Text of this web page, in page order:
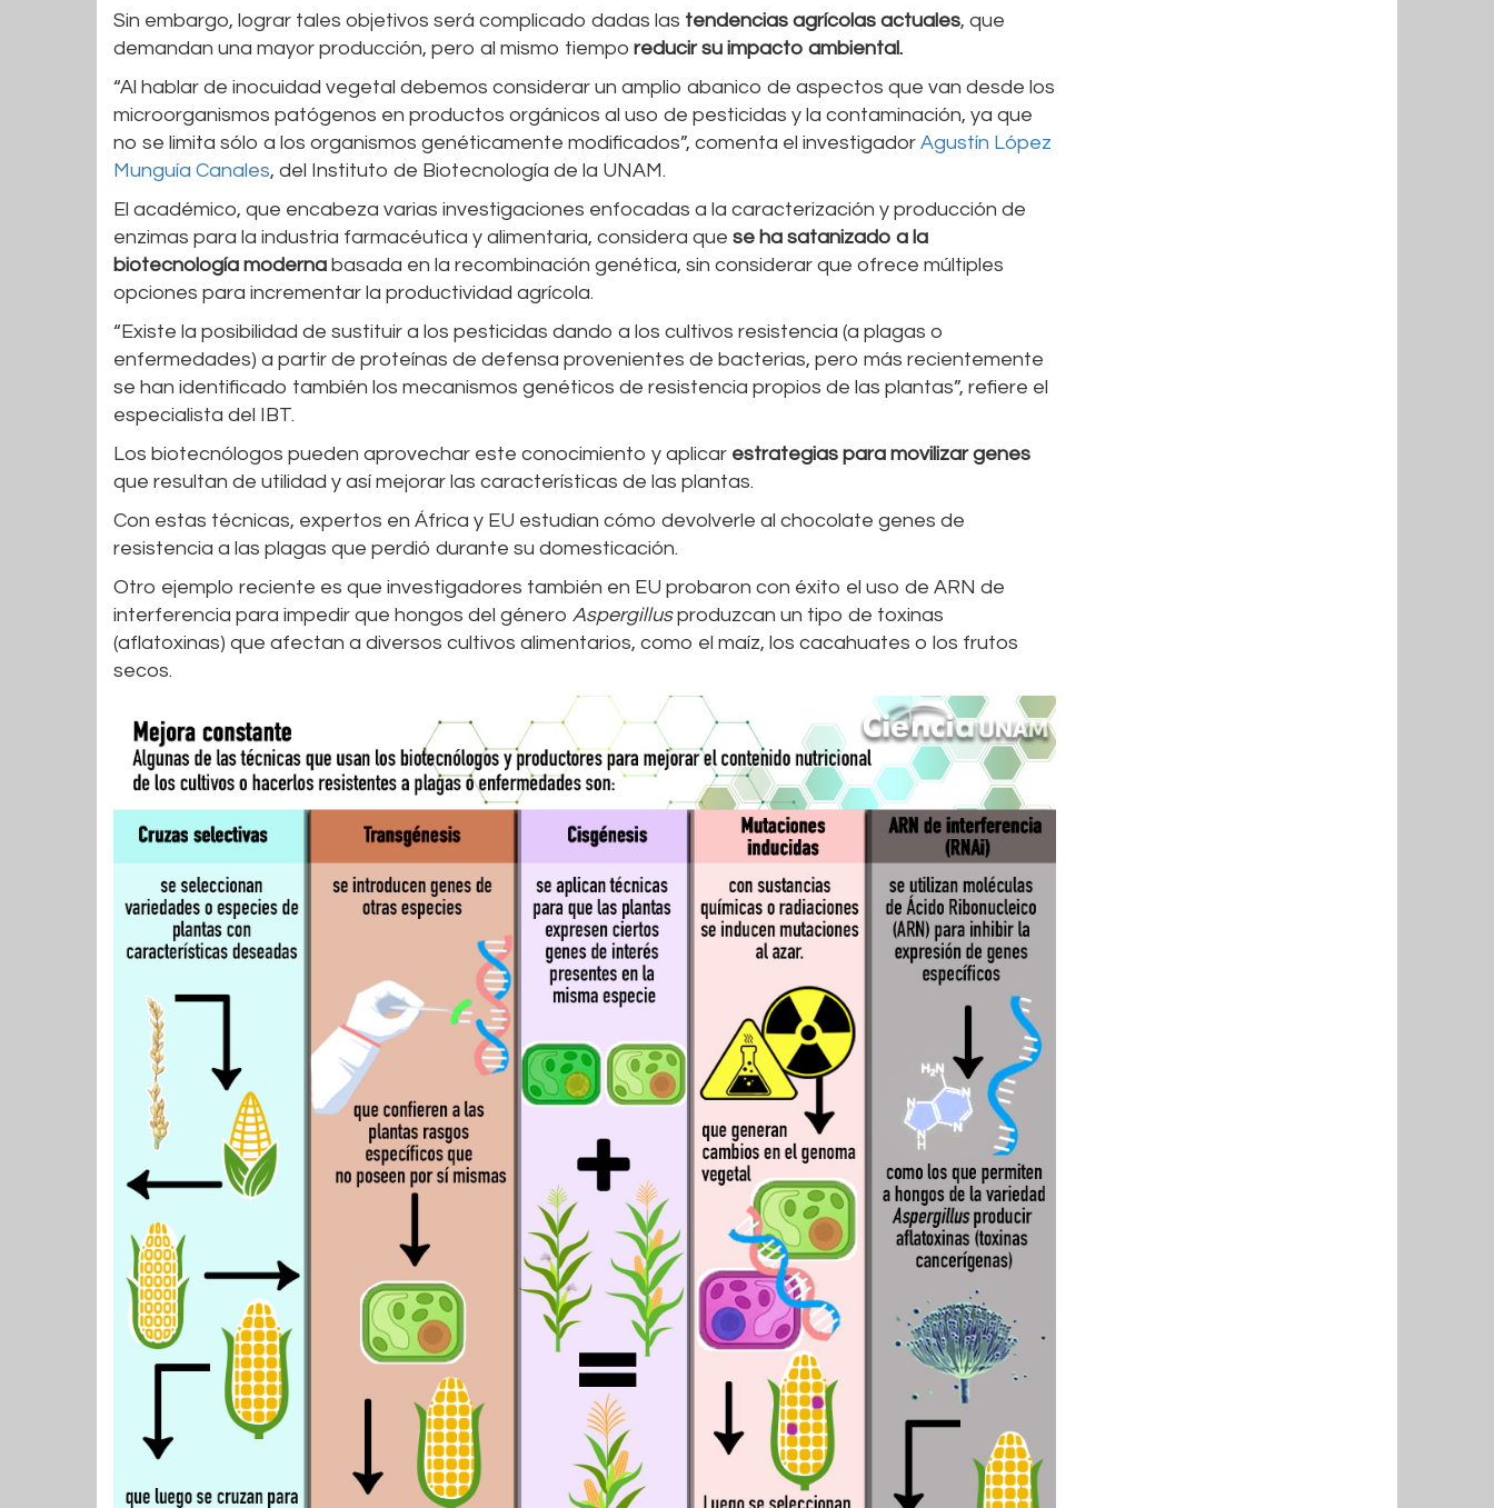
Sin embargo, lograr tales objetivos será complicado dadas las tendencias agrícolas actuales, que
demandan una mayor producción, pero al mismo tiempo reducir su impacto ambiental.
“Al hablar de inocuidad vegetal debemos considerar un amplio abanico de aspectos que van desde los
microorganismos patógenos en productos orgánicos al uso de pesticidas y la contaminación, ya que
no se limita sólo a los organismos genéticamente modificados”, comenta el investigador Agustín López
Munguía Canales, del Instituto de Biotecnología de la UNAM.
El académico, que encabeza varias investigaciones enfocadas a la caracterización y producción de
enzimas para la industria farmacéutica y alimentaria, considera que se ha satanizado a la
biotecnología moderna basada en la recombinación genética, sin considerar que ofrece múltiples
opciones para incrementar la productividad agrícola.
“Existe la posibilidad de sustituir a los pesticidas dando a los cultivos resistencia (a plagas o
enfermedades) a partir de proteínas de defensa provenientes de bacterias, pero más recientemente
se han identificado también los mecanismos genéticos de resistencia propios de las plantas”, refiere el
especialista del IBT.
Los biotecnólogos pueden aprovechar este conocimiento y aplicar estrategias para movilizar genes
que resultan de utilidad y así mejorar las características de las plantas.
Con estas técnicas, expertos en África y EU estudian cómo devolverle al chocolate genes de
resistencia a las plagas que perdió durante su domesticación.
Otro ejemplo reciente es que investigadores también en EU probaron con éxito el uso de ARN de
interferencia para impedir que hongos del género Aspergillusproduzcan un tipo de toxinas
(aflatoxinas) que afectan a diversos cultivos alimentarios, como el maíz, los cacahuates o los frutos
secos.